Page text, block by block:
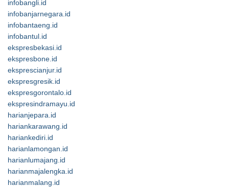
infobangli.id
infobanjarnegara.id
infobantaeng.id
infobantul.id
ekspresbekasi.id
ekspresbone.id
eksprescianjur.id
ekspresgresik.id
ekspresgorontalo.id
ekspresindramayu.id
harianjepara.id
hariankarawang.id
hariankediri.id
harianlamongan.id
harianlumajang.id
harianmajalengka.id
harianmalang.id